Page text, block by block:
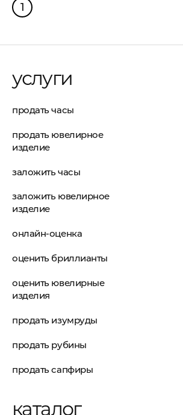
1
услуги
продать часы
продать ювелирное
изделие
заложить часы
заложить ювелирное
изделие
онлайн-оценка
оценить бриллианты
оценить ювелирные
изделия
продать изумруды
продать рубины
продать сапфиры
каталог